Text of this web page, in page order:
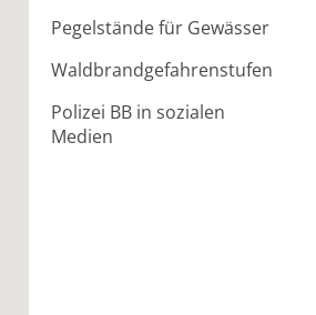
Pegelstände für Gewässer
Waldbrandgefahrenstufen
Polizei BB in sozialen
Medien